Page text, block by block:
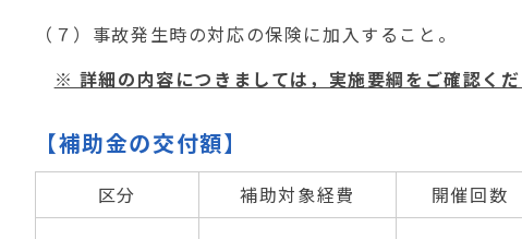
（７）事故発生時の対応の保険に加入すること。
※ 詳細の内容につきましては，実施要綱をご確認くだ
【補助金の交付額】
区分 補助対象経費 開催回数